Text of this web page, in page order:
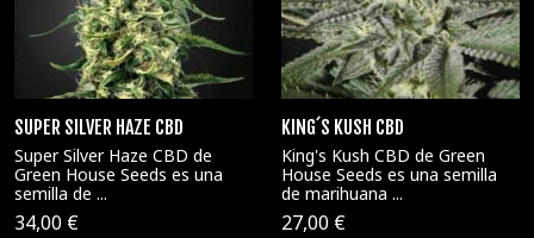
SUPER SILVER HAZE CBD
Super Silver Haze CBD de
Green House Seeds es una
semilla de ...
34,00 €
KING´S KUSH CBD
King's Kush CBD de Green
House Seeds es una semilla
de marihuana ...
27,00 €